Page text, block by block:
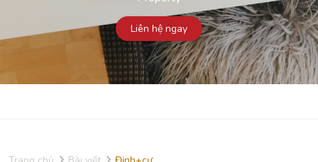
Liên hệ ngay